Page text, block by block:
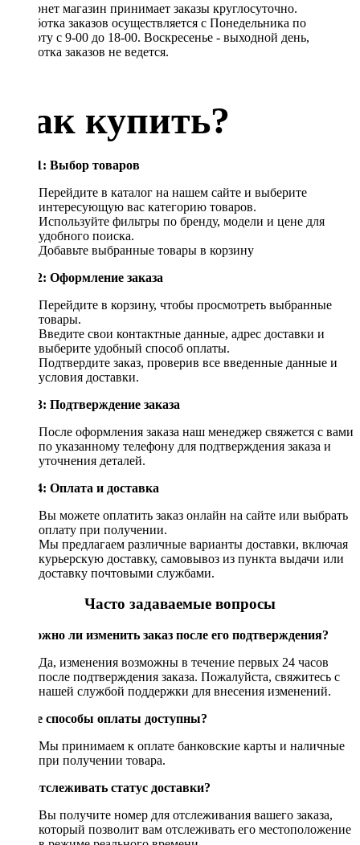
Интернет магазин принимает заказы круглосуточно.
Обработка заказов осуществляется с Понедельника по
Субботу с 9-00 до 18-00. Воскресенье - выходной день,
обработка заказов не ведется.
Как купить?
Шаг 1: Выбор товаров
Перейдите в каталог на нашем сайте и выберите
интересующую вас категорию товаров.
Используйте фильтры по бренду, модели и цене для
удобного поиска.
Добавьте выбранные товары в корзину
Шаг 2: Оформление заказа
Перейдите в корзину, чтобы просмотреть выбранные
товары.
Введите свои контактные данные, адрес доставки и
выберите удобный способ оплаты.
Подтвердите заказ, проверив все введенные данные и
условия доставки.
Шаг 3: Подтверждение заказа
После оформления заказа наш менеджер свяжется с вами
по указанному телефону для подтверждения заказа и
уточнения деталей.
Шаг 4: Оплата и доставка
Вы можете оплатить заказ онлайн на сайте или выбрать
оплату при получении.
Мы предлагаем различные варианты доставки, включая
курьерскую доставку, самовывоз из пункта выдачи или
доставку почтовыми службами.
Часто задаваемые вопросы
Возможно ли изменить заказ после его подтверждения?
Да, изменения возможны в течение первых 24 часов
после подтверждения заказа. Пожалуйста, свяжитесь с
нашей службой поддержки для внесения изменений.
Какие способы оплаты доступны?
Мы принимаем к оплате банковские карты и наличные
при получении товара.
Как отслеживать статус доставки?
Вы получите номер для отслеживания вашего заказа,
который позволит вам отслеживать его местоположение